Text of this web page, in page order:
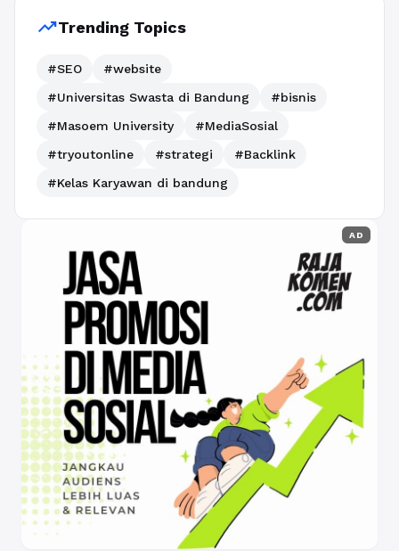
trending_upTrending Topics
#SEO
#website
#Universitas Swasta di Bandung
#bisnis
#Masoem University
#MediaSosial
#tryoutonline
#strategi
#Backlink
#Kelas Karyawan di bandung
AD